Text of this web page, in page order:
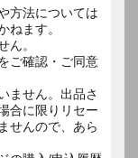
方法については
ねます。
ん。
ご確認・ご同意
ません。出品さ
合に限りリセー
せんので、あら